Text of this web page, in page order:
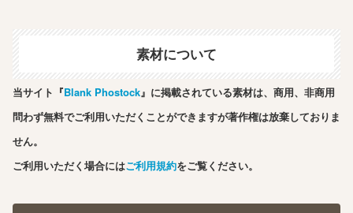
素材について
当サイト『Blank Phostock』に掲載されている素材は、商用、非商用
問わず無料でご利用いただくことができますが著作権は放棄しておりま
せん。
ご利用いただく場合にはご利用規約をご覧ください。